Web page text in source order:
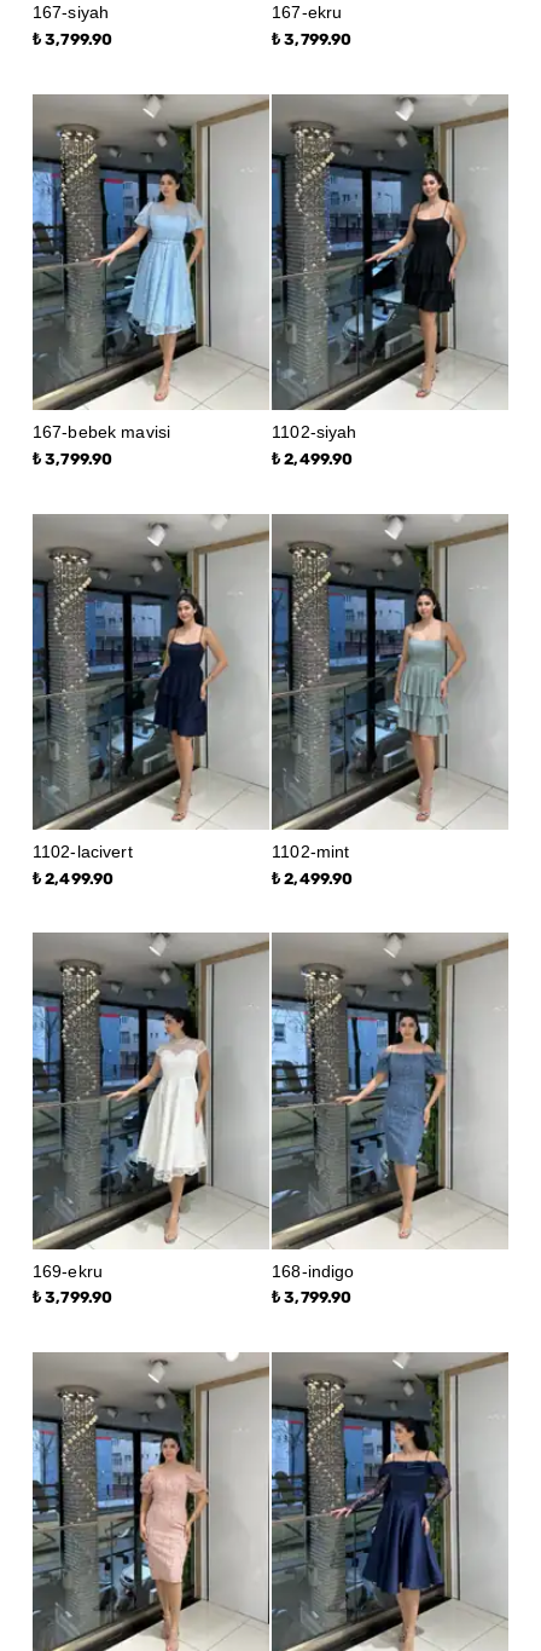
167-siyah
₺ 3,799.90
167-ekru
₺ 3,799.90
167-bebek mavisi
₺ 3,799.90
1102-siyah
₺ 2,499.90
1102-lacivert
₺ 2,499.90
1102-mint
₺ 2,499.90
169-ekru
₺ 3,799.90
168-indigo
₺ 3,799.90